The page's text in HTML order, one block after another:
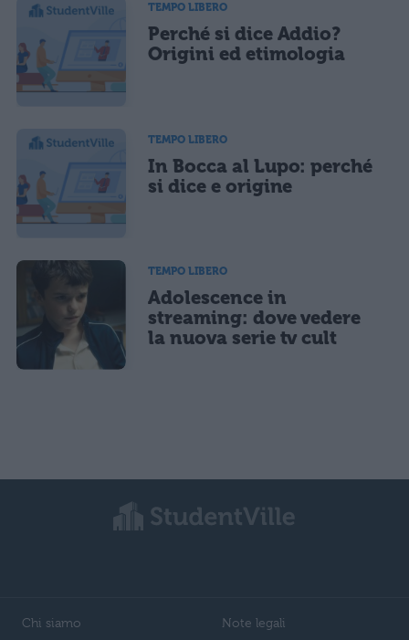
TEMPO LIBERO
Perché si dice Addio?
Origini ed etimologia
TEMPO LIBERO
In Bocca al Lupo: perché
si dice e origine
TEMPO LIBERO
Adolescence in
streaming: dove vedere
la nuova serie tv cult
Chi siamo Note legali